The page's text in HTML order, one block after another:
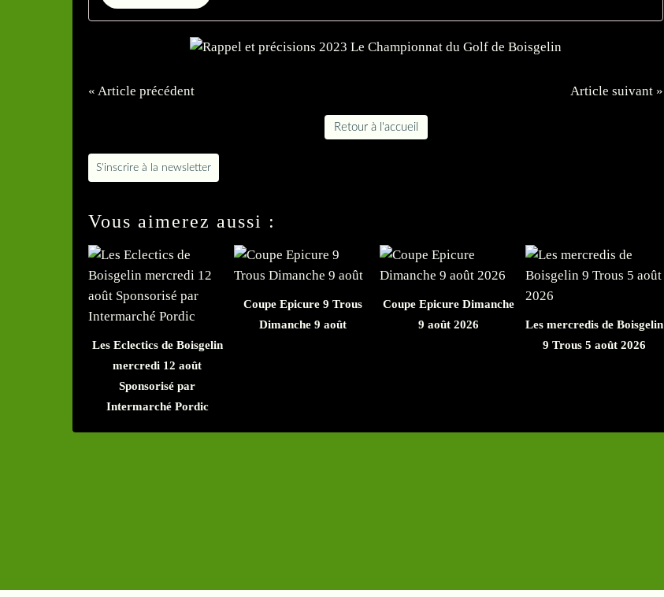
« Article précédent Article suivant »
Retour à l'accueil
S'inscrire à la newsletter
Vous aimerez aussi :
Les Eclectics de Boisgelin
mercredi 12 août
Sponsorisé par
Intermarché Pordic
Coupe Epicure 9 Trous
Dimanche 9 août
Coupe Epicure Dimanche
9 août 2026
Les mercredis de Boisgelin
9 Trous 5 août 2026